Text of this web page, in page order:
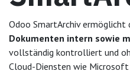
Odoo SmartArchiv ermöglicht
Dokumenten intern sowie
vollständig kontrolliert und
Cloud-Diensten wie Microsoft